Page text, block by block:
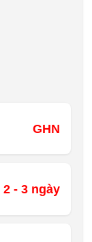
GHN
2 - 3 ngày